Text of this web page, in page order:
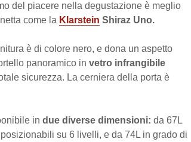
del piacere nella degustazione è meglio
come la Klarstein Shiraz Uno.
è di colore nero, e dona un aspetto
panoramico in vetro infrangibile
sicurezza. La cerniera della porta è
in due diverse dimensioni: da 67L
posizionabili su 6 livelli, e da 74L in grado di